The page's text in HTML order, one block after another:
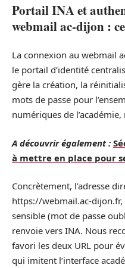
Portail INA et
webmail ac-dijon :
La connexion au webmail
le portail d’identité
gère la création, la
mots de passe pour
numériques de
A découvrir également :
à mettre en place pour
Concrètement, l’adresse
https://webmail.ac-
sensible (mot de passe
renvoie vers INA. Nous
favori les deux URL pour
qui imitent l’interface